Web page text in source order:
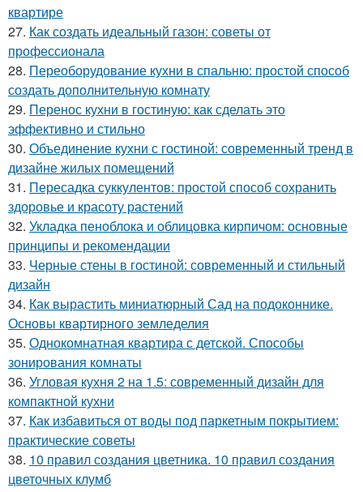
квартире
27. Как создать идеальный газон: советы от
профессионала
28. Переоборудование кухни в спальню: простой способ
создать дополнительную комнату
29. Перенос кухни в гостиную: как сделать это
эффективно и стильно
30. Объединение кухни с гостиной: современный тренд в
дизайне жилых помещений
31. Пересадка суккулентов: простой способ сохранить
здоровье и красоту растений
32. Укладка пеноблока и облицовка кирпичом: основные
принципы и рекомендации
33. Черные стены в гостиной: современный и стильный
дизайн
34. Как вырастить миниатюрный Сад на подоконнике.
Основы квартирного земледелия
35. Однокомнатная квартира с детской. Способы
зонирования комнаты
36. Угловая кухня 2 на 1.5: современный дизайн для
компактной кухни
37. Как избавиться от воды под паркетным покрытием:
практические советы
38. 10 правил создания цветника. 10 правил создания
цветочных клумб